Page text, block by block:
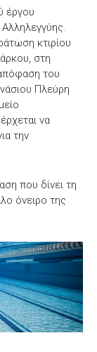
έργου
κτιρίου
στη
του
Πλεύρη
να
την
που δίνει τη
όνειρο της